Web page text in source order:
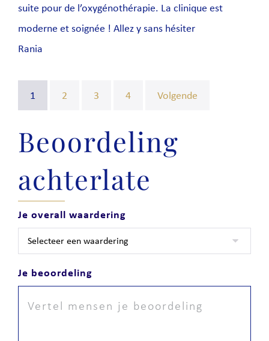
suite pour de l’oxygénothérapie. La clinique est
moderne et soignée ! Allez y sans hésiter
Rania
1 2 3 4 Volgende
Beoordeling
achterlate
Je overall waardering
Je beoordeling